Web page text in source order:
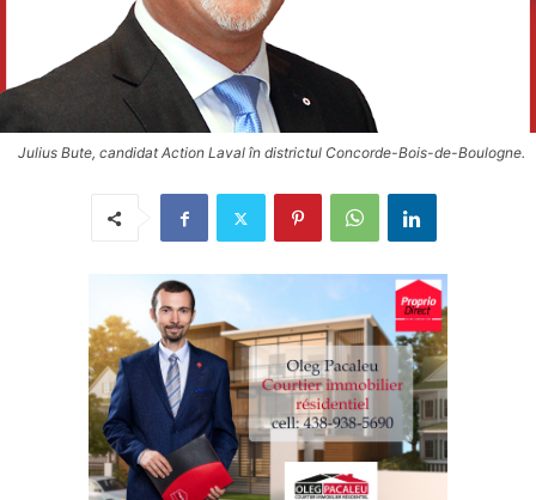
Julius Bute, candidat Action Laval în districtul Concorde-Bois-de-Boulogne.